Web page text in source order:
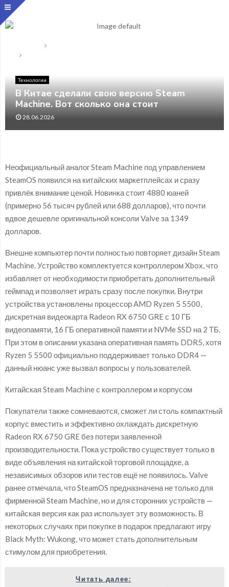
Технологии
В Китае сделали свою версию Steam
Machine. Вот сколько она стоит
28.06.2026
Неофициальный аналог Steam Machine под управлением
SteamOS появился на китайских маркетплейсах и сразу
привлёк внимание ценой. Новинка стоит 4880 юаней
(примерно 56 тысяч рублей или 688 долларов), что почти
вдвое дешевле оригинальной консоли Valve за 1349
долларов.
Внешне компьютер почти полностью повторяет дизайн Steam
Machine. Устройство комплектуется контроллером Xbox, что
избавляет от необходимости приобретать дополнительный
геймпад и позволяет играть сразу после покупки. Внутри
устройства установлены процессор AMD Ryzen 5 5500,
дискретная видеокарта Radeon RX 6750 GRE с 10 ГБ
видеопамяти, 16 ГБ оперативной памяти и NVMe SSD на 2 ТБ.
При этом в описании указана оперативная память DDR5, хотя
Ryzen 5 5500 официально поддерживает только DDR4 —
данный нюанс уже вызвал вопросы у пользователей.
Китайская Steam Machine с контроллером и корпусом
Покупатели также сомневаются, сможет ли столь компактный
корпус вместить и эффективно охлаждать дискретную
Radeon RX 6750 GRE без потери заявленной
производительности. Пока устройство существует только в
виде объявления на китайской торговой площадке, а
независимых обзоров или тестов ещё не появилось. Valve
ранее отмечала, что SteamOS предназначена не только для
фирменной Steam Machine, но и для сторонних устройств —
китайская версия как раз использует эту возможность. В
некоторых случаях при покупке в подарок предлагают игру
Black Myth: Wukong, что может стать дополнительным
стимулом для приобретения.
Читать далее: